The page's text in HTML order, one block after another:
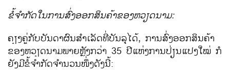
ຂໍ້​ຈຳກັດ​ໃນ​ການ​ສົ່ງ​ອອກ​ສິນຄ້າ​ຂອງ​ຫວຽດນາມ:
ຄຽງ​ຄູ່​ກັບ​ບັນດາ​ຜົນສຳ​ເລັດ​ທີ່ບັນ​ລຸ​ໄດ້, ການ​ສົ່ງ​ອອກ​ສິນຄ້າ​
ຂອງ​ຫວຽດນາມ​ພາຍຫຼັງ​ກວ່າ 35 ປີ​ແຫ່ງ​ການ​ປ່ຽນ​ແປງ​ໃໝ່ ກໍ​
ຍັງ​ມີ​ຂໍ້ຈຳກັດ​ຈຳນວນ​ໜຶ່ງ​ດັງ​ນີ້: